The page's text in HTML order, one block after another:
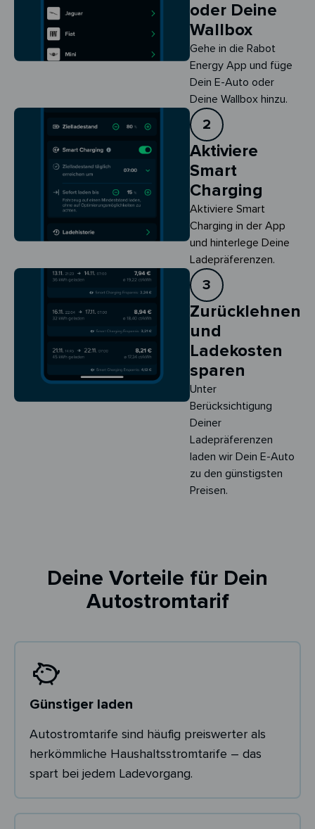
oder Deine
Wallbox
Gehe in die Rabot
Energy App und füge
Dein E-Auto oder
Deine Wallbox hinzu.
2
Aktiviere
Smart
Charging
Aktiviere Smart
Charging in der App
und hinterlege Deine
Ladepräferenzen.
3
Zurücklehnen
und
Ladekosten
sparen
Unter
Berücksichtigung
Deiner
Ladepräferenzen
laden wir Dein E-Auto
zu den günstigsten
Preisen.
Deine Vorteile für Dein
Autostromtarif
Günstiger laden
Autostromtarife sind häufig preiswerter als
herkömmliche Haushaltsstromtarife – das
spart bei jedem Ladevorgang.